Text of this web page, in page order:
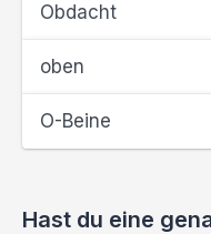
Obdacht
oben
O-Beine
Hast du eine